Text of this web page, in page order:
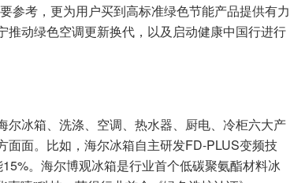
参考，更为用户买到高标准绿色节能产品提供有力
动绿色空调更新换代，以及启动健康中国行进行
冰箱、洗涤、空调、热水器、厨电、冷柜六大产
面。比如，海尔冰箱自主研发FD-PLUS变频技
。海尔博观冰箱是行业首个低碳聚氨酯材料冰